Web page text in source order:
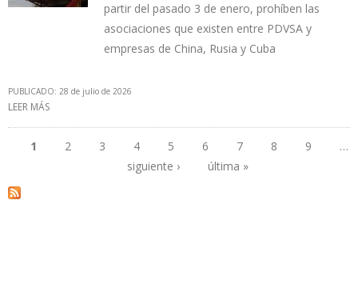
partir del pasado 3 de enero, prohíben las
asociaciones que existen entre PDVSA y
empresas de China, Rusia y Cuba
PUBLICADO: 28 de julio de 2026
LEER MÁS
Páginas
1 2 3 4 5 6 7 8 9
…
siguiente ›
última »